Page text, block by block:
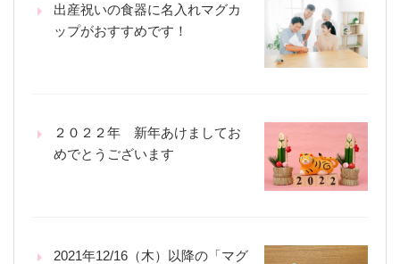
出産祝いの食器に名入れマグカ
ップがおすすめです！
２０２２年 新年あけましてお
めでとうございます
2021年12/16（木）以降の「マグ